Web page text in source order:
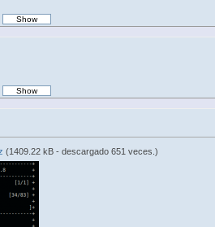
(1409.22 kB - descargado 651 veces.)